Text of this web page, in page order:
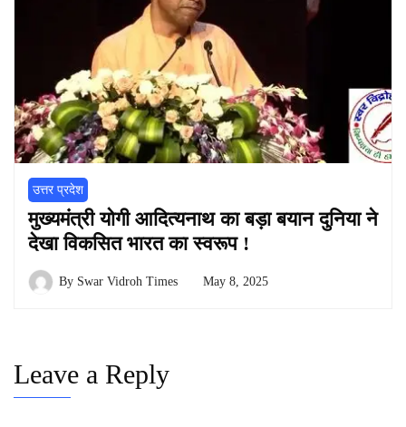
उत्तर प्रदेश
मुख्यमंत्री योगी आदित्यनाथ का बड़ा बयान दुनिया ने
देखा विकसित भारत का स्वरूप !
By Swar Vidroh Times May 8, 2025
Leave a Reply